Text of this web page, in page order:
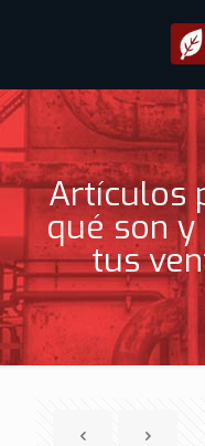
Artículos
qué son
tus